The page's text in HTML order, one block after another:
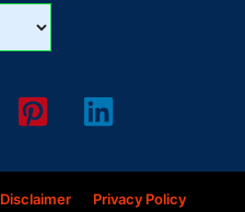
Disclaimer Privacy Policy